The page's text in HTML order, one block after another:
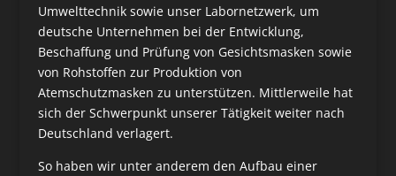
Umwelttechnik sowie unser Labornetzwerk, um
deutsche Unternehmen bei der Entwicklung,
Beschaffung und Prüfung von Gesichtsmasken sowie
von Rohstoffen zur Produktion von
Atemschutzmasken zu unterstützen. Mittlerweile hat
sich der Schwerpunkt unserer Tätigkeit weiter nach
Deutschland verlagert.
So haben wir unter anderem den Aufbau einer